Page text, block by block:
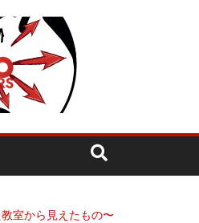
室から見えたもの〜